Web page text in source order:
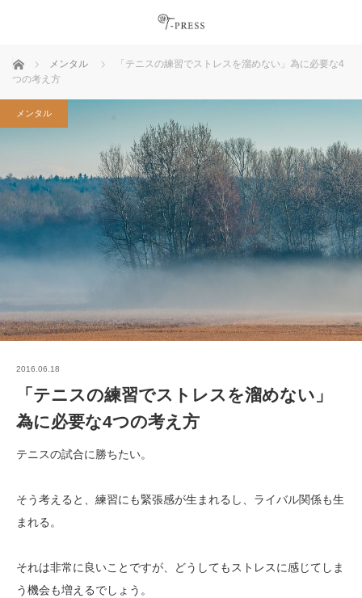
ホーム メンタル
「テニスの練習でストレスを溜めない」為に必要な4
つの考え方
メンタル
2016.06.18
「テニスの練習でストレスを溜めない」
為に必要な4つの考え方
テニスの試合に勝ちたい。
そう考えると、練習にも緊張感が生まれるし、ライバル関係も生
まれる。
それは非常に良いことですが、どうしてもストレスに感じてしま
う機会も増えるでしょう。